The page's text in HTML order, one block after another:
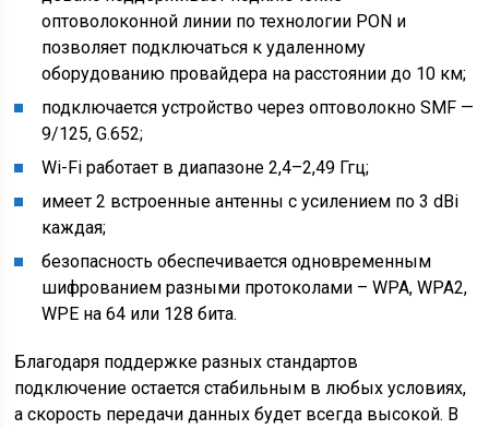
оптоволоконной линии по технологии PON и
позволяет подключаться к удаленному
оборудованию провайдера на расстоянии до 10 км;
подключается устройство через оптоволокно SMF —
9/125, G.652;
Wi-Fi работает в диапазоне 2,4–2,49 Ггц;
имеет 2 встроенные антенны с усилением по 3 dBi
каждая;
безопасность обеспечивается одновременным
шифрованием разными протоколами – WPA, WPA2,
WPE на 64 или 128 бита.
Благодаря поддержке разных стандартов
подключение остается стабильным в любых условиях,
а скорость передачи данных будет всегда высокой. В